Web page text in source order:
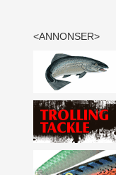
<ANNONSER>